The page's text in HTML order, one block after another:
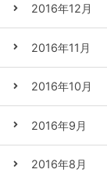
2016年12月
2016年11月
2016年10月
2016年9月
2016年8月